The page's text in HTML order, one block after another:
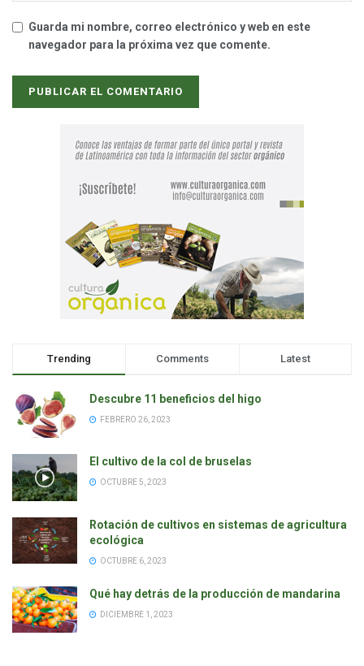
Guarda mi nombre, correo electrónico y web en este
navegador para la próxima vez que comente.
Trending Comments Latest
Descubre 11 beneficios del higo
FEBRERO 26, 2023
El cultivo de la col de bruselas
OCTUBRE 5, 2023
Rotación de cultivos en sistemas de agricultura
ecológica
OCTUBRE 6, 2023
Qué hay detrás de la producción de mandarina
DICIEMBRE 1, 2023